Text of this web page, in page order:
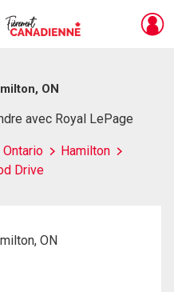
ON
avec Royal LePage
Ontario
Hamilton
Drive